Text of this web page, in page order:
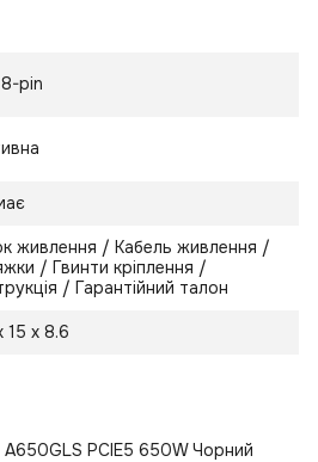
pin
живлення / Кабель живлення /
/ Гвинти кріплення /
/ Гарантійний талон
15 х 8.6
PCIE5 650W Чорний